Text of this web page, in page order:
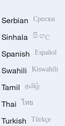
Serbian Српски
Sinhala සිංහල
Spanish Español
Swahili Kiswahili
Tamil தமிழ்
Thai ไทย
Turkish Türkçe